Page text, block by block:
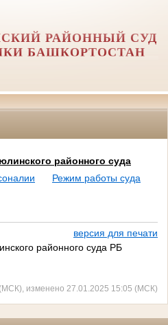
РАЙОННЫЙ СУД
БАШКОРТОСТАН
районного суда
Режим работы суда
версия для печати
районного суда РБ
изменено 27.01.2025 15:05 (МСК)